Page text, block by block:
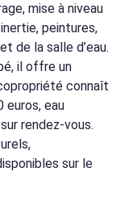
mise à niveau
peintures,
de la salle d’eau.
il offre un
connaît
euros, eau
rendez-vous.
sur le